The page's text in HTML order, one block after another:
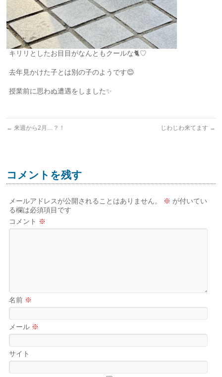
キリリとしたお目目がなんともクールな🐈♡
去年見かけた子とは別の子のようです😊
授業前に思わぬ遭遇をしました✨
← 来週から2月…？！ じわじわ来てます →
コメントを残す
メールアドレスが公開されることはありません。 ※ が付いてい
る欄は必須項目です
コメント ※
名前 ※
メール ※
サイト